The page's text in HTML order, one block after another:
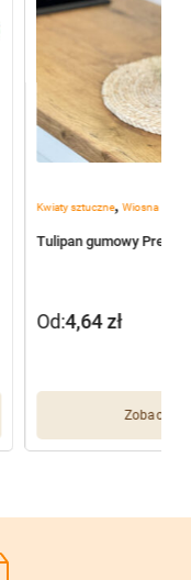
Kwiaty sztuczne,Wiosna
Tulipan gumowy
Zobacz
Od:4,64zł